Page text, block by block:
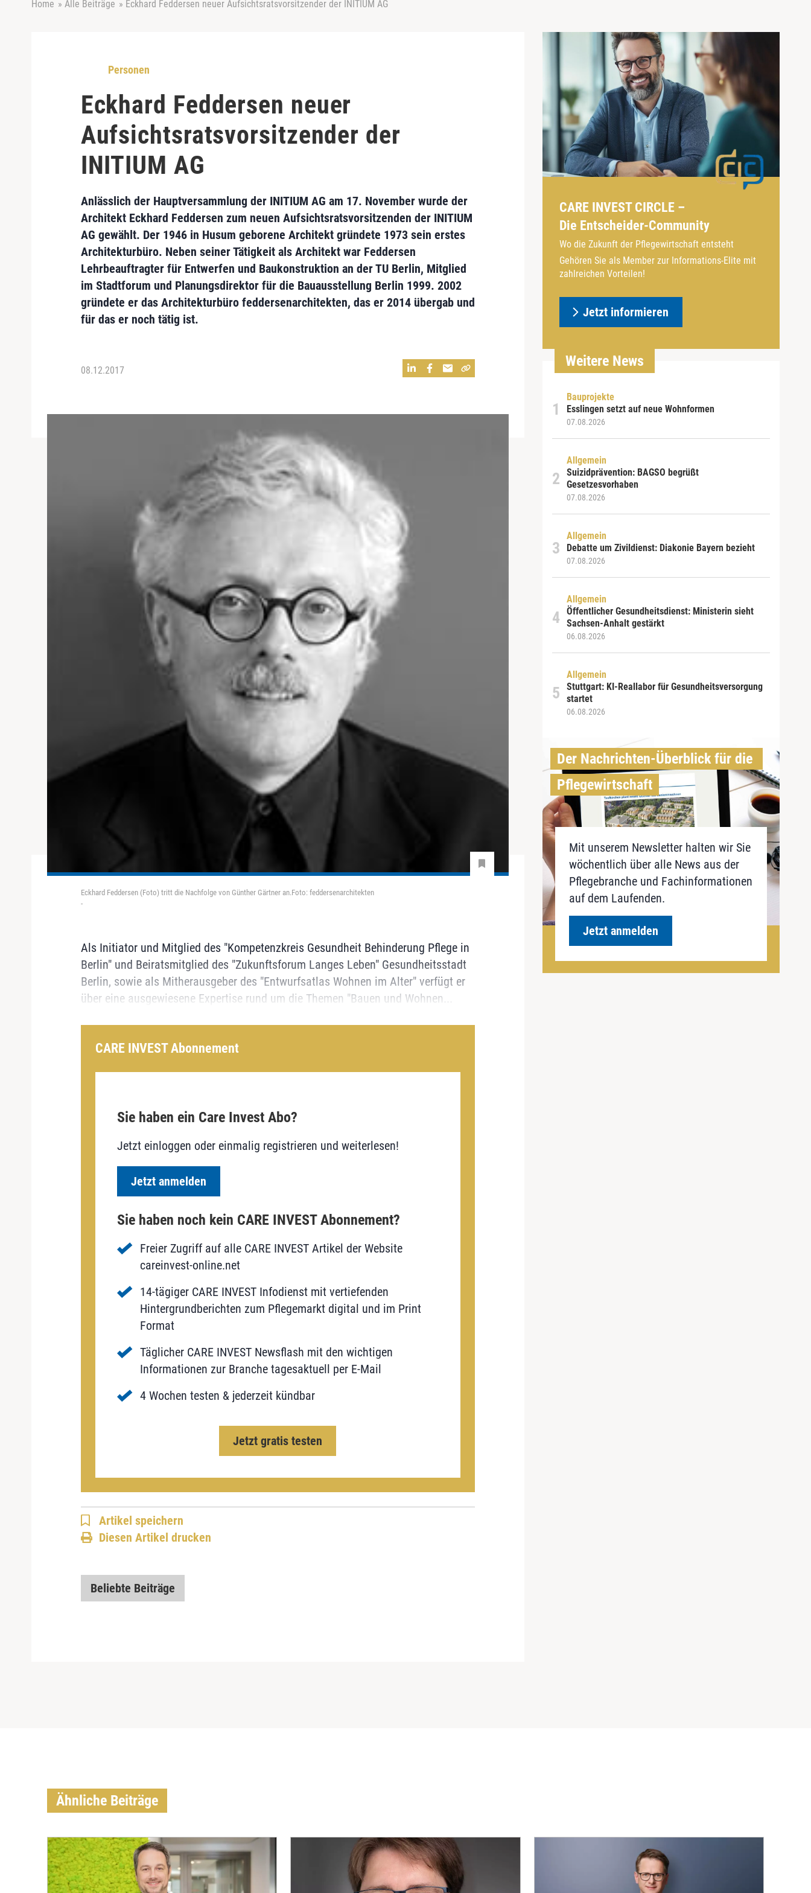
Home » Alle Beiträge » Eckhard Feddersen neuer Aufsichtsratsvorsitzender der INITIUM AG
Personen
Eckhard Feddersen neuer
Aufsichtsratsvorsitzender der
INITIUM AG
Anlässlich der Hauptversammlung der INITIUM AG am 17. November wurde der
Architekt Eckhard Feddersen zum neuen Aufsichtsratsvorsitzenden der INITIUM
AG gewählt. Der 1946 in Husum geborene Architekt gründete 1973 sein erstes
Architekturbüro. Neben seiner Tätigkeit als Architekt war Feddersen
Lehrbeauftragter für Entwerfen und Baukonstruktion an der TU Berlin, Mitglied
im Stadtforum und Planungsdirektor für die Bauausstellung Berlin 1999. 2002
gründete er das Architekturbüro feddersenarchitekten, das er 2014 übergab und
für das er noch tätig ist.
08.12.2017
Eckhard Feddersen (Foto) tritt die Nachfolge von Günther Gärtner an.Foto: feddersenarchitekten
-
Als Initiator und Mitglied des "Kompetenzkreis Gesundheit Behinderung Pflege in
Berlin" und Beiratsmitglied des "Zukunftsforum Langes Leben" Gesundheitsstadt
Berlin, sowie als Mitherausgeber des "Entwurfsatlas Wohnen im Alter" verfügt er
über eine ausgewiesene Expertise rund um die Themen "Bauen und Wohnen...
CARE INVEST Abonnement
Sie haben ein Care Invest Abo?
Jetzt einloggen oder einmalig registrieren und weiterlesen!
Jetzt anmelden
Sie haben noch kein CARE INVEST Abonnement?
Freier Zugriff auf alle CARE INVEST Artikel der Website
careinvest-online.net
14-tägiger CARE INVEST Infodienst mit vertiefenden
Hintergrundberichten zum Pflegemarkt digital und im Print
Format
Täglicher CARE INVEST Newsflash mit den wichtigen
Informationen zur Branche tagesaktuell per E-Mail
4 Wochen testen & jederzeit kündbar
Jetzt gratis testen
Artikel speichern
Diesen Artikel drucken
Beliebte Beiträge
CARE INVEST CIRCLE –
Die Entscheider-Community
Wo die Zukunft der Pflegewirtschaft entsteht
Gehören Sie als Member zur Informations-Elite mit
zahlreichen Vorteilen!
Jetzt informieren
Weitere News
Bauprojekte
Esslingen setzt auf neue Wohnformen
07.08.2026
Allgemein
Suizidprävention: BAGSO begrüßt
Gesetzesvorhaben
07.08.2026
Allgemein
Debatte um Zivildienst: Diakonie Bayern bezieht
07.08.2026
Allgemein
Öffentlicher Gesundheitsdienst: Ministerin sieht
Sachsen-Anhalt gestärkt
06.08.2026
Allgemein
Stuttgart: KI-Reallabor für Gesundheitsversorgung
startet
06.08.2026
Der Nachrichten-Überblick für die
Pflegewirtschaft
Mit unserem Newsletter halten wir Sie
wöchentlich über alle News aus der
Pflegebranche und Fachinformationen
auf dem Laufenden.
Jetzt anmelden
Ähnliche Beiträge